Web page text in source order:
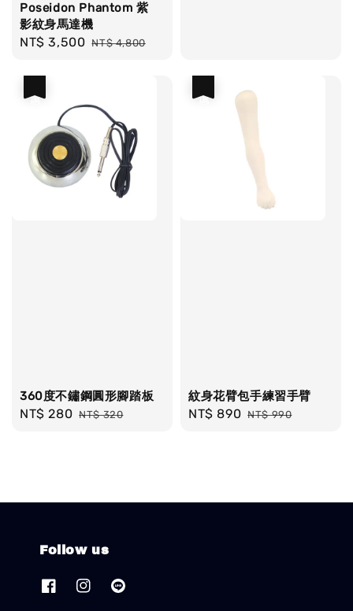
Poseidon Phantom 紫
影紋身馬達機
Sale
NT$ 3,500 Regular
NT$ 4,800
360度不鏽鋼圓形腳踏板
Sale
NT$ 280 Regular
NT$ 320
紋身花臂包手練習手臂
Sale
NT$ 890 Regular
NT$ 990
Follow us